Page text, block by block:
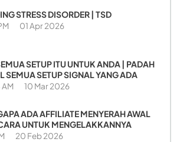
STRESS DISORDER | TSD
01 Apr 2026
SETUP ITU UNTUK ANDA | PADAH
SEMUA SETUP SIGNAL YANG ADA
10 Mar 2026
ADA AFFILIATE MENYERAH AWAL
UNTUK MENGELAKKANNYA
20 Feb 2026